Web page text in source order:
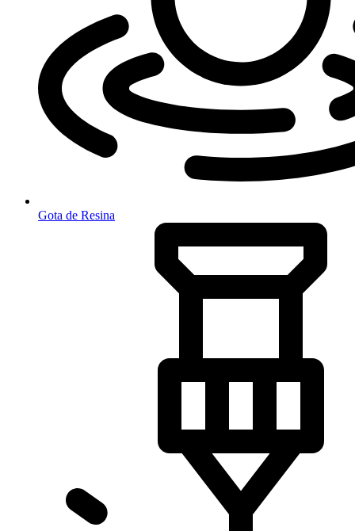
Gota de Resina